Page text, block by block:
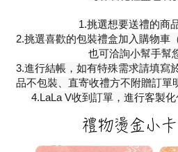
1.挑選想要送禮的商
2.挑選喜歡的包裝禮盒加入購物車
也可洽詢小幫手幫
3.進行結帳，如有特殊需求請填寫
品不包裝、直寄收禮方不附贈訂單
4.LaLa V收到訂單，進行客製